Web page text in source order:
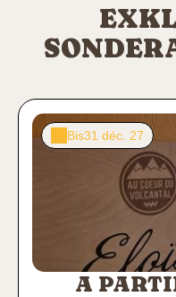
Bis31 déc. 27
A